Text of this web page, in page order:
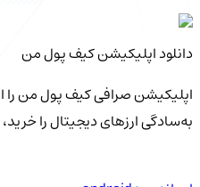
دانلود اپلیکیشن کیف‌ پول من
اپلیکیشن صرافی کیف پول من را
به‌سادگی ارزهای دیجیتال را